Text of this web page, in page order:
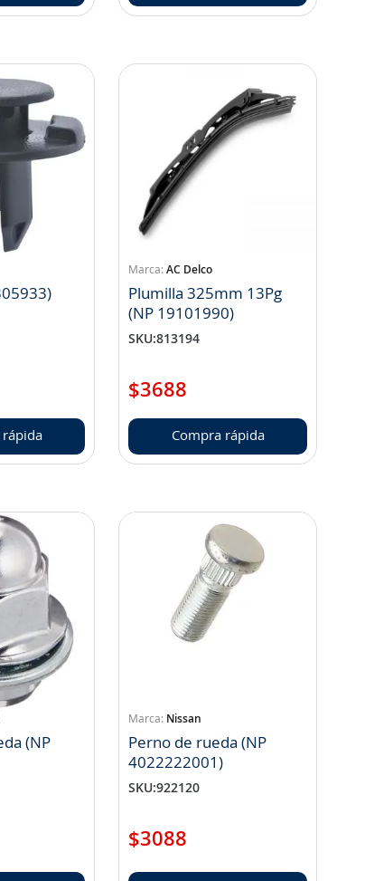
rápida
AC Delco
Plumilla 325mm 13Pg
(NP 19101990)
SKU:813194
$3688
Compra rápida
(NP
Nissan
Perno de rueda (NP
4022222001)
SKU:922120
$3088